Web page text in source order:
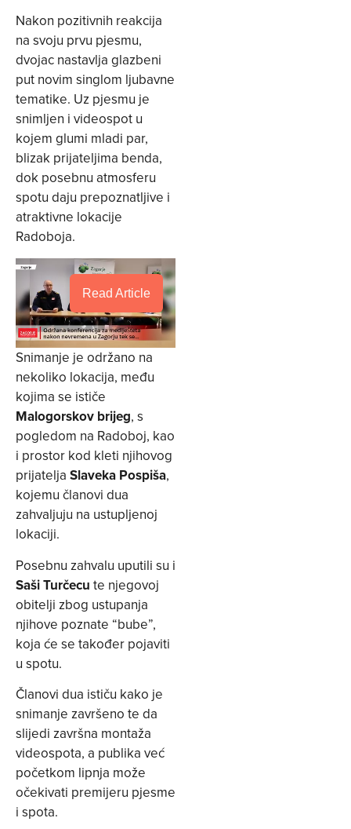
Nakon pozitivnih reakcija
na svoju prvu pjesmu,
dvojac nastavlja glazbeni
put novim singlom ljubavne
tematike. Uz pjesmu je
snimljen i videospot u
kojem glumi mladi par,
blizak prijateljima benda,
dok posebnu atmosferu
spotu daju prepoznatljive i
atraktivne lokacije
Radoboja.
Read Article
Snimanje je održano na
nekoliko lokacija, među
kojima se ističe
Malogorskov brijeg, s
pogledom na Radoboj, kao
i prostor kod kleti njihovog
prijatelja Slaveka Pospiša,
kojemu članovi dua
zahvaljuju na ustupljenoj
lokaciji.
Posebnu zahvalu uputili su i
Saši Turčecu te njegovoj
obitelji zbog ustupanja
njihove poznate “bube”,
koja će se također pojaviti
u spotu.
Članovi dua ističu kako je
snimanje završeno te da
slijedi završna montaža
videospota, a publika već
početkom lipnja može
očekivati premijeru pjesme
i spota.